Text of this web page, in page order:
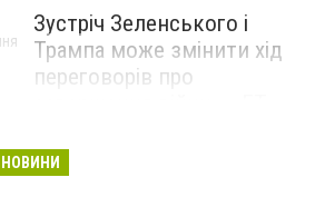
Зустріч Зеленського і
Трампа може змінити хід
переговорів про